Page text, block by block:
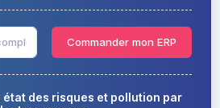
Commander mon ERP
état des risques et pollution par